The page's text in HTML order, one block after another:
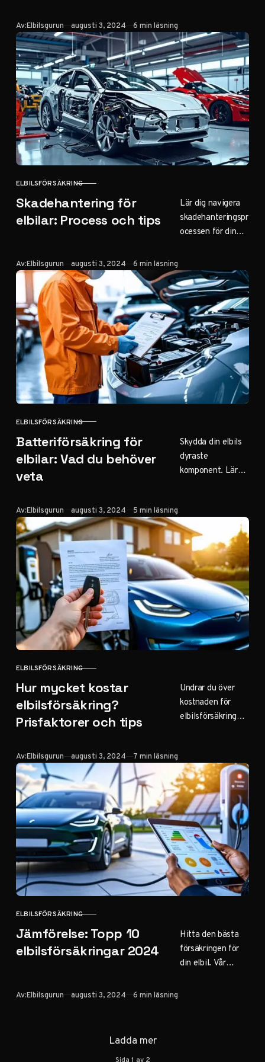
och täckning för
olika
elbilsmodeller
2026.
Av:Elbilsgurun Publicerad
augusti 3, 2024 6 min läsning
KATEGORI
ELBILSFÖRSÄKRING
Skadehantering för
elbilar: Process och tips
Lär dig navigera
skadehanteringspr
ocessen för din
göra vid en olycka
och hur du
säkerställer bästa
möjliga utfall.
Av:Elbilsgurun Publicerad
augusti 3, 2024 6 min läsning
KATEGORI
ELBILSFÖRSÄKRING
Batteriförsäkring för
elbilar: Vad du behöver
veta
Skydda din elbils
dyraste
komponent. Lär
täckning till
kostnader och
framtida trender.
Av:Elbilsgurun Publicerad
augusti 3, 2024 5 min läsning
KATEGORI
ELBILSFÖRSÄKRING
Hur mycket kostar
elbilsförsäkring?
Prisfaktorer och tips
Undrar du över
kostnaden för
elbilsförsäkring?
och hitta smarta
sätt att spara på
din
försäkringspremie.
Av:Elbilsgurun Publicerad
augusti 3, 2024 7 min läsning
KATEGORI
ELBILSFÖRSÄKRING
Jämförelse: Topp 10
elbilsförsäkringar 2024
Hitta den bästa
försäkringen för
din elbil. Vår
Av:Elbilsgurun Publicerad
augusti 3, 2024 6 min läsning
Sida 1 av 2
Ladda mer